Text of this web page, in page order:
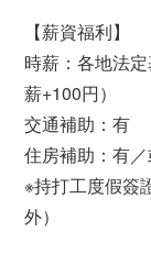
【薪資福利】
時薪：各地法
薪+100円）
交通補助：有
住房補助：有
※持打工度假簽
外）